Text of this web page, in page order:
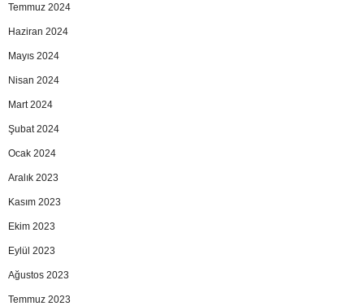
Temmuz 2024
Haziran 2024
Mayıs 2024
Nisan 2024
Mart 2024
Şubat 2024
Ocak 2024
Aralık 2023
Kasım 2023
Ekim 2023
Eylül 2023
Ağustos 2023
Temmuz 2023